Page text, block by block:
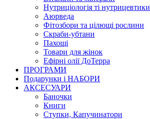
Нутриціологія ті нутрицевтики
Аюрведа
Фітозбори та цілющі рослини
Скраби-убтани
Пахощі
Товари для жінок
Ефірні олії ДоТерра
ПРОГРАМИ
Подарунки і НАБОРИ
АКСЕСУАРИ
Баночки
Книги
Ступки, Капучинатори